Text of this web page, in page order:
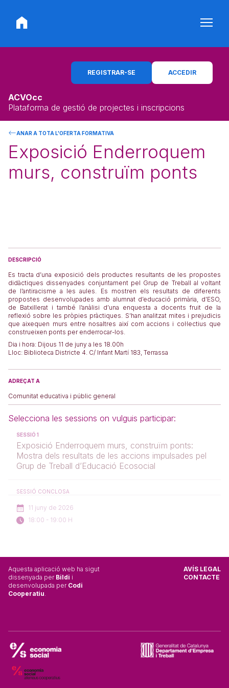
ACVOcc
Plataforma de gestió de projectes i inscripcions
REGISTRAR-SE ACCEDIR
ANAR A TOTA L'OFERTA FORMATIVA
Exposició Enderroquem
murs, construïm ponts
DESCRIPCIÓ
Es tracta d’una exposició dels productes resultants de les propostes
didàctiques dissenyades conjuntament pel Grup de Treball al voltant
de l’antiracisme a les aules. Es mostren els resultats de diferents
propostes desenvolupades amb alumnat d’educació primària, d’ESO,
de Batxillerat i també l’anàlisi d’una enquesta a docents fruit de la
reflexió sobre les pròpies pràctiques. S’han analitzat mites i prejudicis
que aixequen murs entre nosaltres així com accions i col·lectius que
construeixen ponts per enderrocar-los.
Dia i hora: Dijous 11 de juny a les 18.00h
Lloc: Biblioteca Districte 4. C/ Infant Martí 183, Terrassa
ADREÇAT A
Comunitat educativa i públic general
Selecciona les sessions on vulguis participar:
SESSIÓ 1
Exposició Enderroquem murs, construïm ponts:
Mostra dels resultats de les accions impulsades pel
Grup de Treball d’Educació Ecosocial
SESSIÓ CONCLOSA
11 juny de 2026
18:00 - 19:00 H
Aquesta aplicació web ha sigut
dissenyada per Bildi i
desenvolupada per Codi
Cooperatiu.
AVÍS LEGAL
CONTACTE